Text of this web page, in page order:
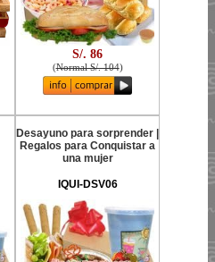
S/. 86
(Normal S/. 104)
Desayuno para sorprender |
Regalos para Conquistar a
una mujer
IQUI-DSV06